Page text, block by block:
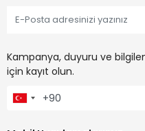
Kampanya, duyuru ve
için kayıt olun.